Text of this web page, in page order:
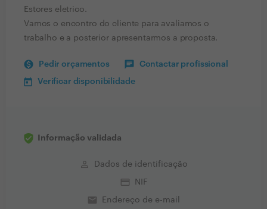
Estores eletrico.
Vamos o encontro do cliente para avaliamos o
trabalho e a posterior apresentarmos a proposta.
Pedir orçamentos Contactar profissional
Verificar disponibilidade
Informação validada
perm_identity Dados de identificação
credit_card NIF
email Endereço de e-mail